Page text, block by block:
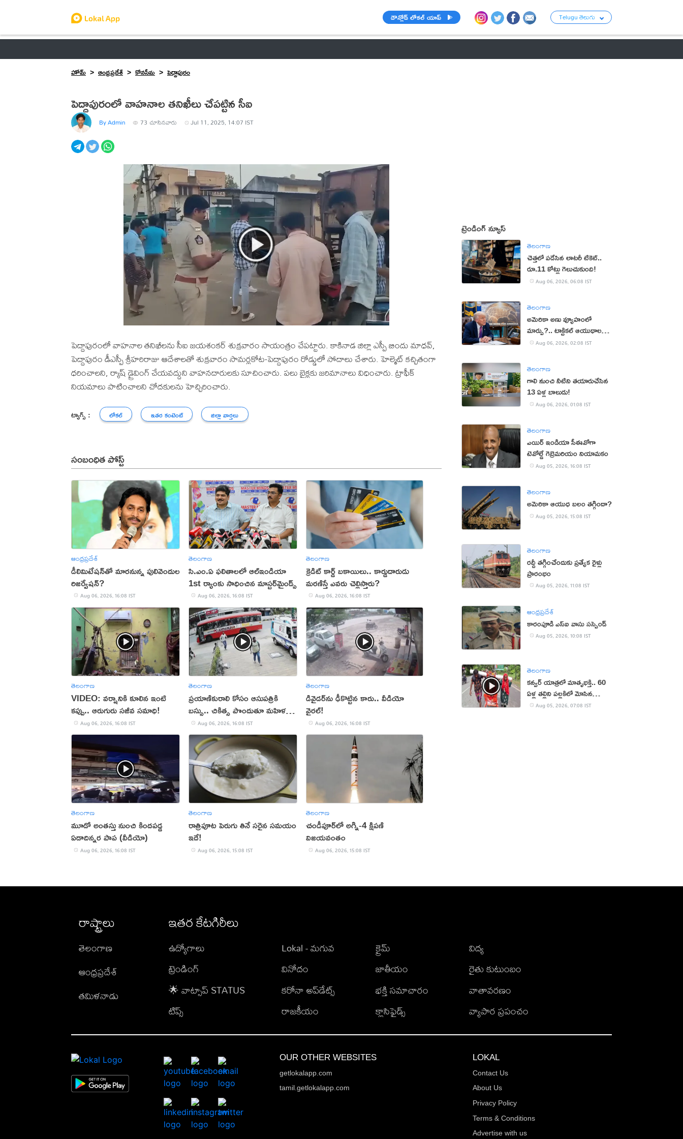
డౌన్లోడ్ లోకల్ యాప్ Telugu తెలుగు
హోమ్
ఆంధ్రప్రదేశ్ కోనసీమ పెద్దాపురం
పెద్దాపురంలో వాహనాల తనిఖీలు చేపట్టిన సీఐ
By Admin 73 చూసినవారు Jul 11, 2025, 14:07 IST
పెద్దాపురంలో వాహనాల తనిఖీలను సీఐ జయశంకర్ శుక్రవారం సాయంత్రం చేపట్టారు. కాకినాడ జిల్లా ఎస్పీ బిందు మాధవ్,
పెద్దాపురం డీఎస్పీ శ్రీహరిరాజు ఆదేశాలతో శుక్రవారం సామర్లకోట-పెద్దాపురం రోడ్డులో సోదాలు చేశారు. హెల్మెట్ కచ్చితంగా
ధరించాలని, ర్యాష్ డ్రైవింగ్ చేయవద్దుని వాహనదారులకు సూచించారు. పలు బైక్లకు జరిమానాలు విధించారు. ట్రాఫీక్
నియమాలు పాటించాలని చోదకులను హెచ్చిరించారు.
ట్యాగ్స్ : లోకల్ ఇతర కంటెంట్ జిల్లా వార్తలు
సంబంధిత పోస్ట్
ఆంధ్రప్రదేశ్
డీలిమిటేషన్‌తో మారనున్న పులివెందుల
రిజర్వేషన్?
Aug 06, 2026, 16:08 IST
తెలంగాణ
సి.ఎం.ఏ ఫలితాలలో ఆల్ఇండియా
1st ర్యాంకు సాధించిన మాస్టర్‌మైండ్స్
Aug 06, 2026, 16:08 IST
తెలంగాణ
క్రెడిట్ కార్డ్ బకాయిలు.. కార్డుదారుడు
మరణిస్తే ఎవరు చెల్లిస్తారు?
Aug 06, 2026, 16:08 IST
తెలంగాణ
VIDEO: వర్షానికి కూలిన ఇంటి
కప్పు.. ఆరుగురు సజీవ సమాధి!
Aug 06, 2026, 16:08 IST
తెలంగాణ
ప్రయాణికురాలి కోసం ఆసుపత్రికి
బస్సు.. చికిత్స పొందుతూ మహిళ
మృతి!
Aug 06, 2026, 16:08 IST
తెలంగాణ
డివైడర్‌ను ఢీకొట్టిన కారు.. వీడియో
వైరల్!
Aug 06, 2026, 16:08 IST
తెలంగాణ
మూడో అంతస్తు నుంచి కిందపడ్డ
ఏడాదిన్నర పాప (వీడియో)
Aug 06, 2026, 16:08 IST
తెలంగాణ
రాత్రిపూట పెరుగు తినే సరైన సమయం
ఇదే!
Aug 06, 2026, 15:08 IST
తెలంగాణ
చండీపూర్‌లో అగ్ని-4 క్షిపణి
విజయవంతం
Aug 06, 2026, 15:08 IST
ట్రెండింగ్ న్యూస్
తెలంగాణ
చెత్తలో పడేసిన లాటరీ టికెట్..
రూ.11 కోట్లు గెలుచుకుంది!
Aug 06, 2026, 06:08 IST
తెలంగాణ
అమెరికా అణు వ్యూహంలో
మార్పు?.. టాక్టికల్ ఆయుధాలకు
ప్రాధాన్యం!
Aug 06, 2026, 02:08 IST
తెలంగాణ
గాలి నుంచి నీటిని తయారుచేసిన
13 ఏళ్ల బాలుడు!
Aug 06, 2026, 01:08 IST
తెలంగాణ
ఎయిర్ ఇండియా సీఈవోగా
టెవోల్డే గెబ్రెమరియం నియామకం
Aug 05, 2026, 16:08 IST
తెలంగాణ
అమెరికా ఆయుధ బలం తగ్గిందా?
Aug 05, 2026, 15:08 IST
తెలంగాణ
రద్దీ తగ్గించేందుకు ప్రత్యేక రైళ్లు
ప్రారంభం
Aug 05, 2026, 11:08 IST
ఆంధ్రప్రదేశ్
కారంపూడి ఎస్ఐ వాసు స‌స్పెండ్‌
Aug 05, 2026, 10:08 IST
తెలంగాణ
కన్వర్ యాత్రలో మాతృభక్తి.. 60
ఏళ్ల తల్లిని పల్లకిలో మోసిన
కొడుకు, కోడలు!
Aug 05, 2026, 07:08 IST
రాష్ట్రాలు
తెలంగాణ
ఆంధ్రప్రదేశ్
తమిళనాడు
ఇతర కేటగిరీలు
ఉద్యోగాలు
ట్రెండింగ్
🌟 వాట్సాప్ STATUS
టిప్స్
Lokal - మగువ
వినోదం
కరోనా అప్‌డేట్స్
రాజకీయం
క్రైమ్
జాతీయం
భక్తి సమాచారం
క్లాసిఫైడ్స్
విద్య
రైతు కుటుంబం
వాతావరణం
వ్యాపార ప్రపంచం
OUR OTHER WEBSITES
getlokalapp.com
tamil.getlokalapp.com
LOKAL
Contact Us
About Us
Privacy Policy
Terms & Conditions
Advertise with us